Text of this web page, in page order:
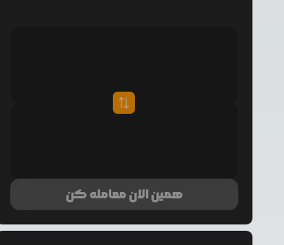
همین الان معامله کن